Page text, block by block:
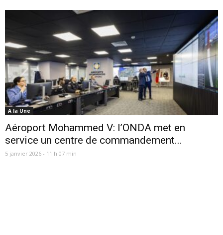
A la Une
Aéroport Mohammed V: l’ONDA met en
service un centre de commandement...
5 janvier 2026 - 11 h 07 min